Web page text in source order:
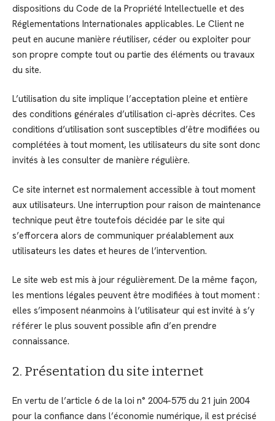
dispositions du Code de la Propriété Intellectuelle et des
Réglementations Internationales applicables. Le Client ne
peut en aucune manière réutiliser, céder ou exploiter pour
son propre compte tout ou partie des éléments ou travaux
du site.
L’utilisation du site implique l’acceptation pleine et entière
des conditions générales d’utilisation ci-après décrites. Ces
conditions d’utilisation sont susceptibles d’être modifiées ou
complétées à tout moment, les utilisateurs du site sont donc
invités à les consulter de manière régulière.
Ce site internet est normalement accessible à tout moment
aux utilisateurs. Une interruption pour raison de maintenance
technique peut être toutefois décidée par le site qui
s’efforcera alors de communiquer préalablement aux
utilisateurs les dates et heures de l’intervention.
Le site web est mis à jour régulièrement. De la même façon,
les mentions légales peuvent être modifiées à tout moment :
elles s’imposent néanmoins à l’utilisateur qui est invité à s’y
référer le plus souvent possible afin d’en prendre
connaissance.
2. Présentation du site internet
En vertu de l’article 6 de la loi n° 2004-575 du 21 juin 2004
pour la confiance dans l’économie numérique, il est précisé